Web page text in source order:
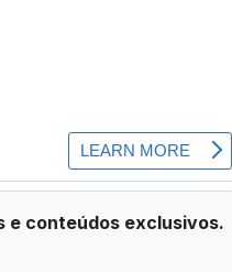
e conteúdos exclusivos.